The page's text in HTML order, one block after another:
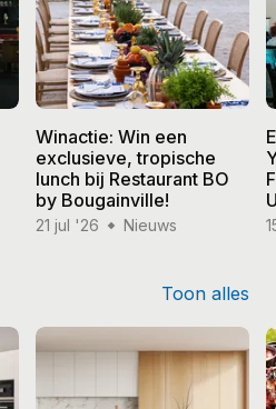
Winactie: Win een
exclusieve, tropische
lunch bij Restaurant BO
by Bougainville!
21 jul '26 Nieuws
Toon alles